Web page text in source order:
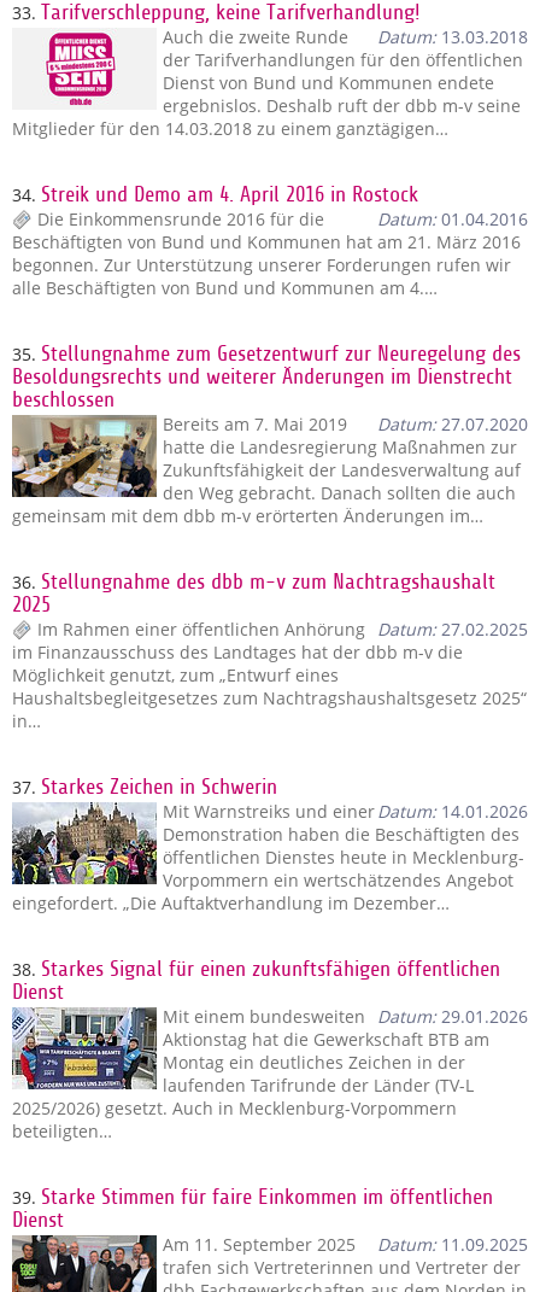
33. Tarifverschleppung, keine Tarifverhandlung!
Datum:13.03.2018
Auch die zweite Runde
der Tarifverhandlungen für den öffentlichen
Dienst von Bund und Kommunen endete
ergebnislos. Deshalb ruft der dbb m-v seine
Mitglieder für den 14.03.2018 zu einem ganztägigen…
34. Streik und Demo am 4. April 2016 in Rostock
Datum:01.04.2016
Die Einkommensrunde 2016 für die
Beschäftigten von Bund und Kommunen hat am 21. März 2016
begonnen. Zur Unterstützung unserer Forderungen rufen wir
alle Beschäftigten von Bund und Kommunen am 4.…
35. Stellungnahme zum Gesetzentwurf zur Neuregelung des
Besoldungsrechts und weiterer Änderungen im Dienstrecht
beschlossen
Datum:27.07.2020
Bereits am 7. Mai 2019
hatte die Landesregierung Maßnahmen zur
Zukunftsfähigkeit der Landesverwaltung auf
den Weg gebracht. Danach sollten die auch
gemeinsam mit dem dbb m-v erörterten Änderungen im…
36. Stellungnahme des dbb m-v zum Nachtragshaushalt
2025
Datum:27.02.2025
Im Rahmen einer öffentlichen Anhörung
im Finanzausschuss des Landtages hat der dbb m-v die
Möglichkeit genutzt, zum „Entwurf eines
Haushaltsbegleitgesetzes zum Nachtragshaushaltsgesetz 2025“
in…
37. Starkes Zeichen in Schwerin
Datum:14.01.2026
Mit Warnstreiks und einer
Demonstration haben die Beschäftigten des
öffentlichen Dienstes heute in Mecklenburg-
Vorpommern ein wertschätzendes Angebot
eingefordert. „Die Auftaktverhandlung im Dezember…
38. Starkes Signal für einen zukunftsfähigen öffentlichen
Dienst
Datum:29.01.2026
Mit einem bundesweiten
Aktionstag hat die Gewerkschaft BTB am
Montag ein deutliches Zeichen in der
laufenden Tarifrunde der Länder (TV-L
2025/2026) gesetzt. Auch in Mecklenburg-Vorpommern
beteiligten…
39. Starke Stimmen für faire Einkommen im öffentlichen
Dienst
Datum:11.09.2025
Am 11. September 2025
trafen sich Vertreterinnen und Vertreter der